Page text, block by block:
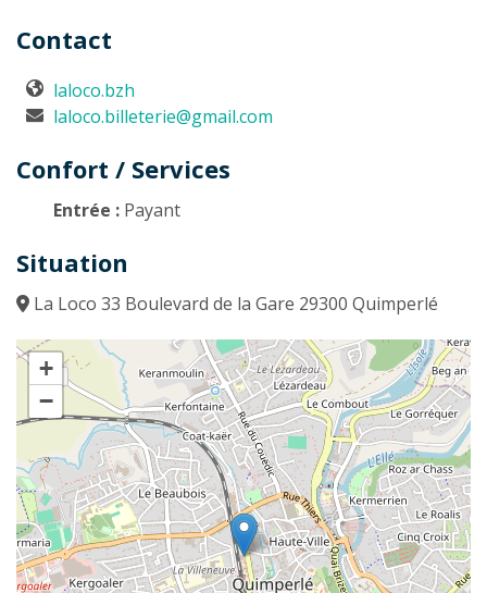
Contact
laloco.bzh
laloco.billeterie@gmail.com
Confort / Services
Entrée : Payant
Situation
La Loco 33 Boulevard de la Gare 29300 Quimperlé
+
−